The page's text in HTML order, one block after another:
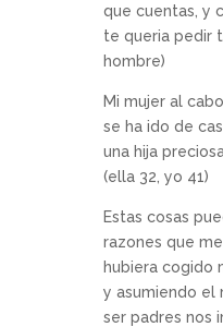
que cuentas, y
te queria pedir
hombre)
Mi mujer al
se ha ido de
una hija
(ella 32, yo 41)
Estas cosas
razones que
hubiera cogido
y asumiendo el
ser padres nos